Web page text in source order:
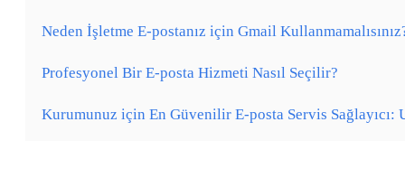
Neden İşletme E-postanız için Gmail
Profesyonel Bir E-posta Hizmeti Nasıl Seçilir?
Kurumunuz için En Güvenilir E-posta Servis Sağlayıcı: